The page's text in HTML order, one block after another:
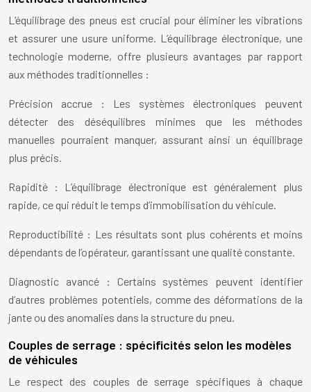
L’équilibrage des pneus est crucial pour éliminer les vibrations
et assurer une usure uniforme. L’équilibrage électronique, une
technologie moderne, offre plusieurs avantages par rapport
aux méthodes traditionnelles :
Précision accrue : Les systèmes électroniques peuvent
détecter des déséquilibres minimes que les méthodes
manuelles pourraient manquer, assurant ainsi un équilibrage
plus précis.
Rapidité : L’équilibrage électronique est généralement plus
rapide, ce qui réduit le temps d’immobilisation du véhicule.
Reproductibilité : Les résultats sont plus cohérents et moins
dépendants de l’opérateur, garantissant une qualité constante.
Diagnostic avancé : Certains systèmes peuvent identifier
d’autres problèmes potentiels, comme des déformations de la
jante ou des anomalies dans la structure du pneu.
Couples de serrage : spécificités selon les modèles
de véhicules
Le respect des couples de serrage spécifiques à chaque